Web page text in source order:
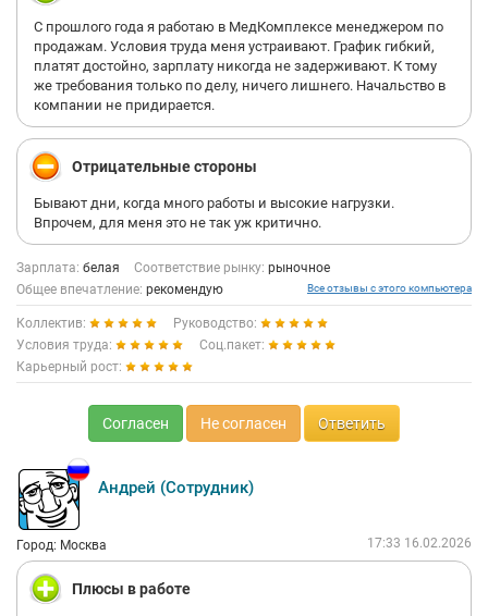
С прошлого года я работаю в МедКомплексе менеджером по
продажам. Условия труда меня устраивают. График гибкий,
платят достойно, зарплату никогда не задерживают. К тому
же требования только по делу, ничего лишнего. Начальство в
компании не придирается.
Отрицательные стороны
Бывают дни, когда много работы и высокие нагрузки.
Впрочем, для меня это не так уж критично.
Зарплата: белая Соответствие рынку: рыночное
Общее впечатление: рекомендую Все отзывы с этого компьютера
Коллектив:
Руководство:
Условия труда:
Соц.пакет:
Карьерный рост:
Согласен Не согласен Ответить
Андрей (Сотрудник)
Город: Москва 17:33 16.02.2026
Плюсы в работе